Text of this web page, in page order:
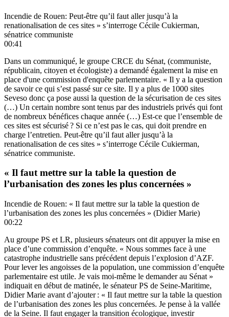
Incendie de Rouen: Peut-être qu’il faut aller jusqu’à la
renationalisation de ces sites » s’interroge Cécile Cukierman,
sénatrice communiste
00:41
Dans un communiqué, le groupe CRCE du Sénat, (communiste,
républicain, citoyen et écologiste) a demandé également la mise en
place d'une commission d'enquête parlementaire. « Il y a la question
de savoir ce qui s’est passé sur ce site. Il y a plus de 1000 sites
Seveso donc ça pose aussi la question de la sécurisation de ces sites
(…) Un certain nombre sont tenus par des industriels privés qui font
de nombreux bénéfices chaque année (…) Est-ce que l’ensemble de
ces sites est sécurisé ? Si ce n’est pas le cas, qui doit prendre en
charge l’entretien. Peut-être qu’il faut aller jusqu’à la
renationalisation de ces sites » s’interroge Cécile Cukierman,
sénatrice communiste.
« Il faut mettre sur la table la question de
l’urbanisation des zones les plus concernées »
Incendie de Rouen: « Il faut mettre sur la table la question de
l’urbanisation des zones les plus concernées » (Didier Marie)
00:22
Au groupe PS et LR, plusieurs sénateurs ont dit appuyer la mise en
place d’une commission d’enquête. « Nous sommes face à une
catastrophe industrielle sans précédent depuis l’explosion d’AZF.
Pour lever les angoisses de la population, une commission d’enquête
parlementaire est utile. Je vais moi-même le demander au Sénat »
indiquait en début de matinée, le sénateur PS de Seine-Maritime,
Didier Marie avant d’ajouter : « Il faut mettre sur la table la question
de l’urbanisation des zones les plus concernées. Je pense à la vallée
de la Seine. Il faut engager la transition écologique, investir